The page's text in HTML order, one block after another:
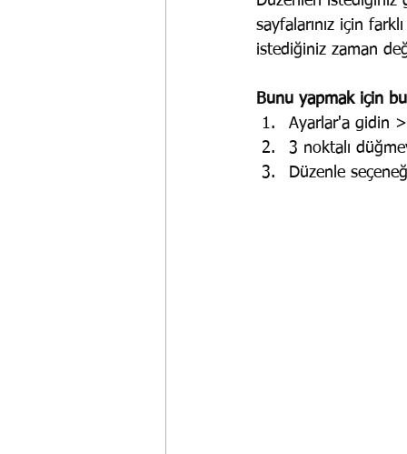
sayfalarınız için
istediğiniz zaman
Bunu yapmak için
Ayarlar'a gidin
3 noktalı
Düzenle